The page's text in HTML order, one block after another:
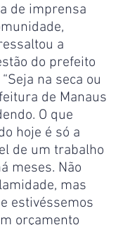
de imprensa
a
do prefeito
na seca ou
de Manaus
O que
hoje é só a
de um trabalho
meses. Não
mas
estivéssemos
orçamento